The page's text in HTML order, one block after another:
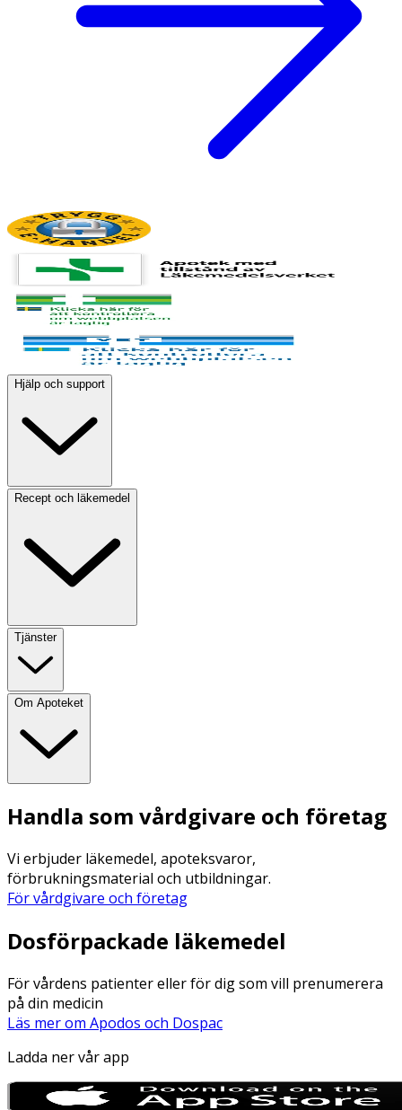
Hjälp och support
Recept och läkemedel
Tjänster
Om Apoteket
Handla som vårdgivare och företag
Vi erbjuder läkemedel, apoteksvaror,
förbrukningsmaterial och utbildningar.
För vårdgivare och företag
Dosförpackade läkemedel
För vårdens patienter eller för dig som vill prenumerera
på din medicin
Läs mer om Apodos och Dospac
Ladda ner vår app